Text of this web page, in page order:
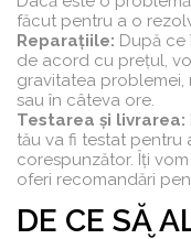
făcut pentru a o
Reparațiile: După ce
de acord cu prețul,
gravitatea
sau în câteva ore.
Testarea și livrarea:
tău va fi testat pentru
corespunzător. Îți
oferi recomandări
DE CE SĂ